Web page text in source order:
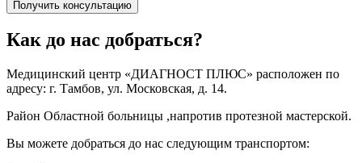
Как до нас добраться?
Медицинский центр «ДИАГНОСТ ПЛЮС» расположен по
адресу: г. Тамбов, ул. Московская, д. 14.
Район Областной больницы ,напротив протезной мастерской.
Вы можете добраться до нас следующим транспортом: